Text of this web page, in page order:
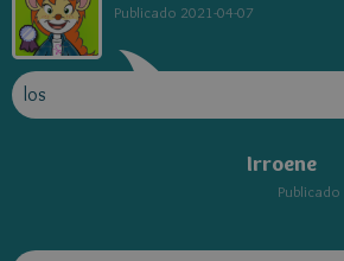
Publicado 2021-04-07
los
Irroene
Publicado